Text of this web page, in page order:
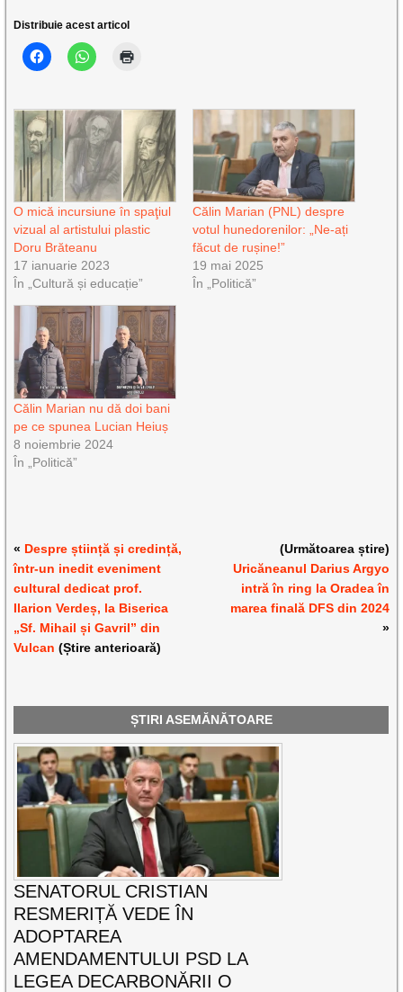
Distribuie acest articol
O mică incursiune în spaţiul
vizual al artistului plastic
Doru Brăteanu
17 ianuarie 2023
În „Cultură și educație”
Călin Marian (PNL) despre
votul hunedorenilor: „Ne-ați
făcut de rușine!”
19 mai 2025
În „Politică”
Călin Marian nu dă doi bani
pe ce spunea Lucian Heiuș
8 noiembrie 2024
În „Politică”
« Despre știință și credință,
într-un inedit eveniment
cultural dedicat prof.
Ilarion Verdeș, la Biserica
„Sf. Mihail și Gavril” din
Vulcan (Știre anterioară)
(Următoarea știre)
Uricăneanul Darius Argyo
intră în ring la Oradea în
marea finală DFS din 2024
»
ȘTIRI ASEMĂNĂTOARE
SENATORUL CRISTIAN
RESMERIȚĂ VEDE ÎN
ADOPTAREA
AMENDAMENTULUI PSD LA
LEGEA DECARBONĂRII O